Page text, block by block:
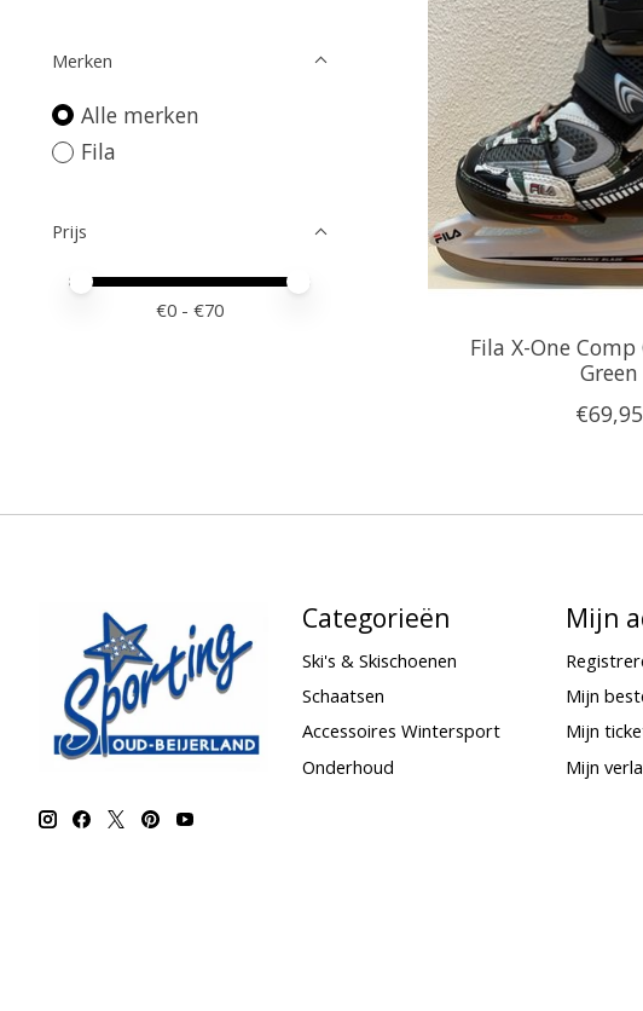
Merken
Alle merken
Fila
Prijs
Minimale prijswaarde
Price maximum value
€0 - €70
Fila X-One
Green
€69,95
Categorieën
Ski's & Skischoenen
Schaatsen
Accessoires Wintersport
Onderhoud
Mijn
Mijn
Mijn
Mijn